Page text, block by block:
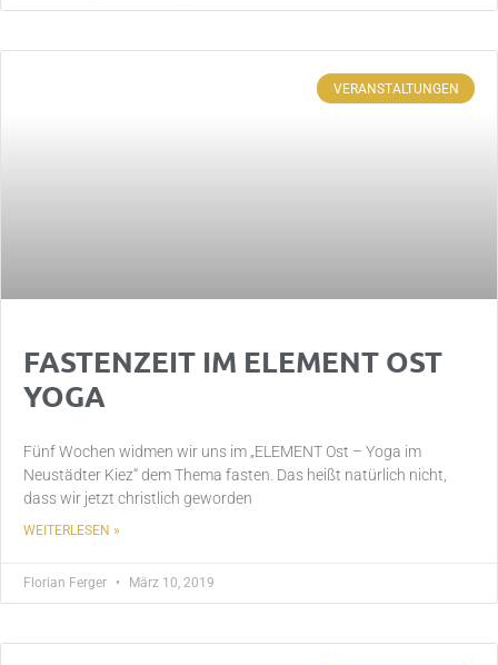
VERANSTALTUNGEN
FASTENZEIT IM ELEMENT OST
YOGA
Fünf Wochen widmen wir uns im „ELEMENT Ost – Yoga im
Neustädter Kiez“ dem Thema fasten. Das heißt natürlich nicht,
dass wir jetzt christlich geworden
WEITERLESEN »
Florian Ferger März 10, 2019